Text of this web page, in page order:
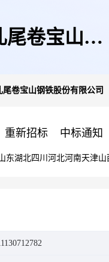
尾卷宝山钢
尾卷宝山钢铁股份有限公司
重新招标 中标通知
东湖北四川 河北河南天津山